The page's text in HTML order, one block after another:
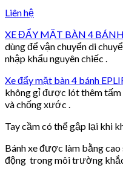
Liên hệ
XE ĐẨY MẶT BÀN 4
dùng để vận chuyển di
nhập khẩu nguyên chiếc .
Xe đẩy mặt bàn 4 bánh
không gỉ được lót thêm
và chống xước .
Tay cầm có thể gập lại khi
Bánh xe được làm bằng
động trong môi trường